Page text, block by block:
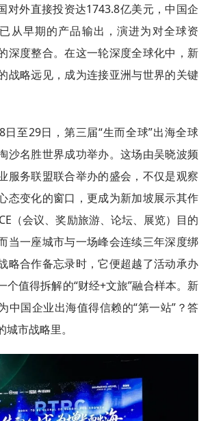
对外直接投资达1743.8亿美元，中国企
从早期的产品输出，演进为对全球资
深度整合。在这一轮深度全球化中，新
战略远见，成为连接亚洲与世界的关键
日至29日，第三届“生而全球”出海全球
沙名胜世界成功举办。这场由吴晓波频
服务联盟联合举办的盛会，不仅是观察
态变化的窗口，更成为新加坡展示其作
（会议、奖励旅游、论坛、展览）目的
当一座城市与一场峰会连续三年深度绑
略合作备忘录时，它便超越了活动承办
个值得拆解的“财经+文旅”融合样本。新
中国企业出海值得信赖的“第一站”？答
市战略里。